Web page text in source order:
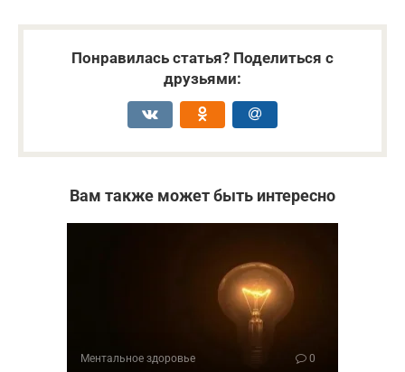
Понравилась статья? Поделиться с
друзьями:
Вам также может быть интересно
Ментальное здоровье 0